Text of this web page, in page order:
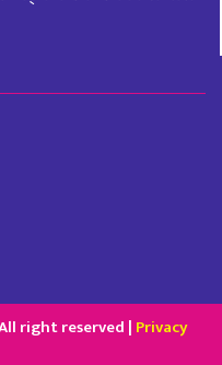
right reserved | Privacy